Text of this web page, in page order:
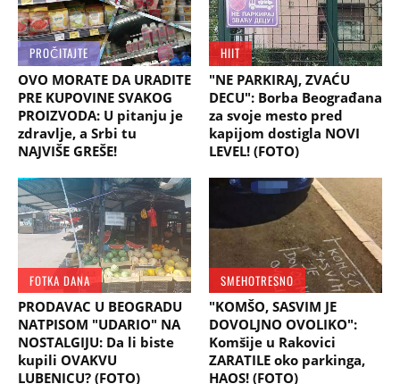
PROČITAJTE
OVO MORATE DA URADITE
PRE KUPOVINE SVAKOG
PROIZVODA: U pitanju je
zdravlje, a Srbi tu
NAJVIŠE GREŠE!
HIIT
"NE PARKIRAJ, ZVAĆU
DECU": Borba Beograđana
za svoje mesto pred
kapijom dostigla NOVI
LEVEL! (FOTO)
FOTKA DANA
PRODAVAC U BEOGRADU
NATPISOM "UDARIO" NA
NOSTALGIJU: Da li biste
kupili OVAKVU
LUBENICU? (FOTO)
SMEHOTRESNO
"KOMŠO, SASVIM JE
DOVOLJNO OVOLIKO":
Komšije u Rakovici
ZARATILE oko parkinga,
HAOS! (FOTO)